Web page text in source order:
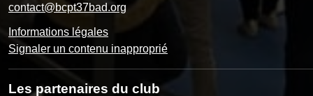
contact@bcpt37bad.org
Informations légales
Signaler un contenu inapproprié
Les partenaires du club